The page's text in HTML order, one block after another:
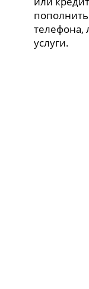
телефона,
услуги.